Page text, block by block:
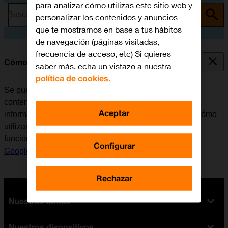
Busca por problema o tema
Cómo utilizar Gemini en el móvil
Se puede utilizar Gemini para generar texto, crear
contenidos creativos y contestar preguntas de modo
informativo. Aquí se pueden ver algunos ejemplos de cómo
utilizar Gemini. Para poder utilizar la mayoría de las
funciones de Gemini, es necesario
Google en el móvil
configurar el móvil para internet
Nuestras tarifas
para analizar cómo utilizas este sitio web y
personalizar los contenidos y anuncios
que te mostramos en base a tus hábitos
de navegación (páginas visitadas,
frecuencia de acceso, etc) Si quieres
saber más, echa un vistazo a nuestra
política de cookies.
Configurar
Rechazar
Aceptar